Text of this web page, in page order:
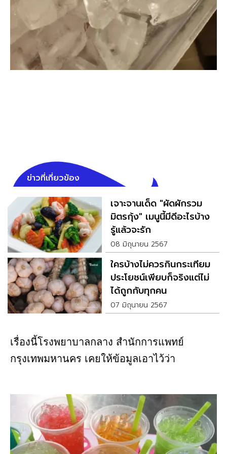
ข่าวที่เกี่ยวข้อง
เจาะจานเด็ด "ผัดผักรวม
มิตรกุ้ง" เมนูนี้มีดีอะไรบ้าง
รู้แล้วจะรัก
08 มิถุนายน 2567
ใครบ้างไม่ควรกินกระเทียม
ประโยชน์เพียบก็จริงแต่ไม่
ได้ถูกกับทุกคน
07 มิถุนายน 2567
เรื่องนี้โรงพยาบาลกลาง สำนักการแพทย์
กรุงเทพมหานคร เคยให้ข้อมูลเอาไว้ว่า